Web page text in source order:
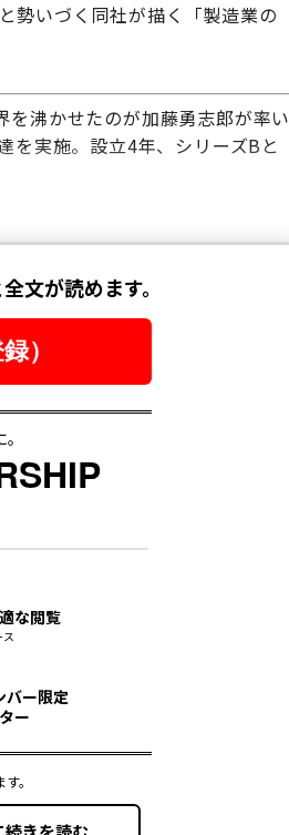
勢いづく同社が描く「製造業の
沸かせたのが加藤勇志郎が率い
を実施。設立4年、シリーズBと